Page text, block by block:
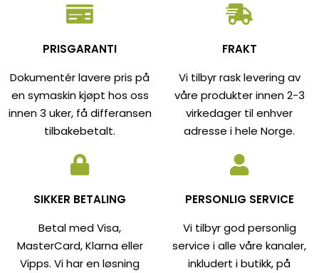
PRISGARANTI
Dokumentér lavere pris på
en symaskin kjøpt hos oss
innen 3 uker, få differansen
tilbakebetalt.
FRAKT
Vi tilbyr rask levering av
våre produkter innen 2-3
virkedager til enhver
adresse i hele Norge.
SIKKER BETALING
Betal med Visa,
MasterCard, Klarna eller
Vipps. Vi har en løsning
PERSONLIG SERVICE
Vi tilbyr god personlig
service i alle våre kanaler,
inkludert i butikk, på